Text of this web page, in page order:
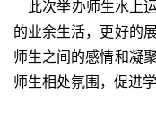
此次举办师生水上
的业余生活，更好的
师生之间的感情和凝
师生相处氛围，促进